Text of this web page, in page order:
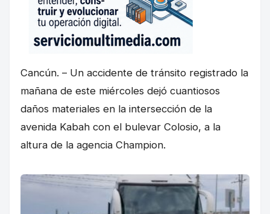
Cancún. – Un accidente de tránsito registrado la
mañana de este miércoles dejó cuantiosos
daños materiales en la intersección de la
avenida Kabah con el bulevar Colosio, a la
altura de la agencia Champion.